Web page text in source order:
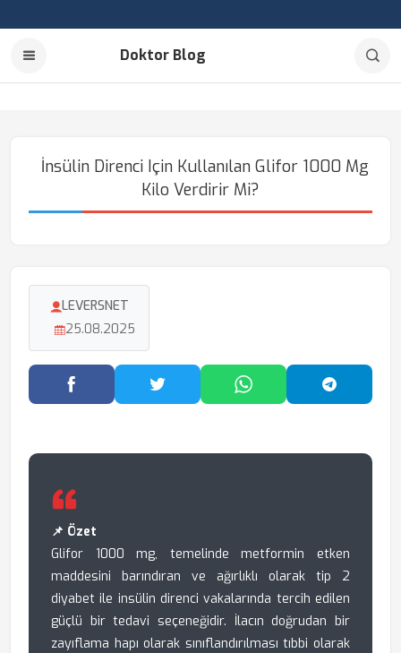
Doktor Blog
İnsülin Direnci Için Kullanılan Glifor 1000 Mg
Kilo Verdirir Mi?
LEVERSNET
25.08.2025
Facebook'ta PaylaşTwitter'da PaylaşWhatsApp'ta Paylaş
📌 Özet
Glifor 1000 mg, temelinde metformin etken
maddesini barındıran ve ağırlıklı olarak tip 2
diyabet ile insülin direnci vakalarında tercih edilen
güçlü bir tedavi seçeneğidir. İlacın doğrudan bir
zayıflama hapı olarak sınıflandırılması tıbbi olarak